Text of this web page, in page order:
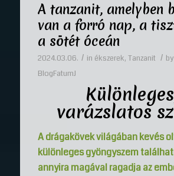
A tanzanit, amelyben
van a forró nap, a
a sötét óceán
2024.03.06. / in ékszerek, Tanzanit / by
BlogFatumJ
varázslatos
A drágakövek világában kevés
különleges gyöngyszem
annyira magával ragadja az